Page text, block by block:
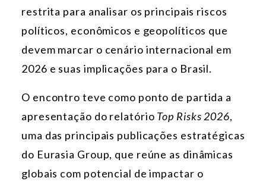
restrita para analisar os principais riscos
políticos, econômicos e geopolíticos que
devem marcar o cenário internacional em
2026 e suas implicações para o Brasil.
O encontro teve como ponto de partida a
apresentação do relatório Top Risks 2026,
uma das principais publicações estratégicas
do Eurasia Group, que reúne as dinâmicas
globais com potencial de impactar o